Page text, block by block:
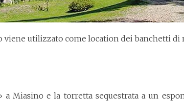
viene utilizzato come location dei banchetti di
a Miasino e la torretta sequestrata a un